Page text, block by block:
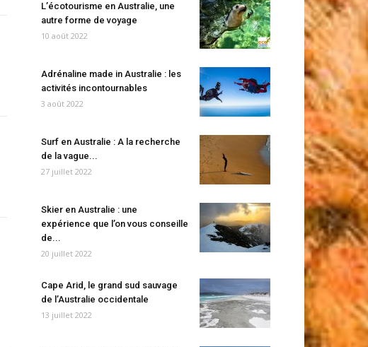
L’écotourisme en Australie, une
autre forme de voyage
10 août 2022
Adrénaline made in Australie : les
activités incontournables
3 août 2022
Surf en Australie : A la recherche
de la vague...
27 juillet 2022
Skier en Australie : une
expérience que l’on vous conseille
de...
20 juillet 2022
Cape Arid, le grand sud sauvage
de l’Australie occidentale
13 juillet 2022